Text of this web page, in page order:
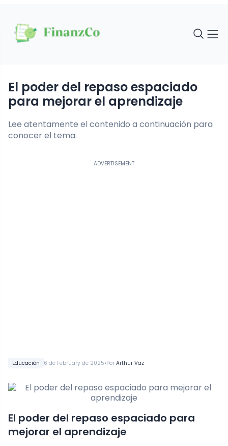
Educación 6 de February de 2025•Por Arthur Vaz
El poder del repaso espaciado
para mejorar el aprendizaje
Lee atentamente el contenido a continuación para
conocer el tema.
ADVERTISEMENT
El poder del repaso espaciado para
mejorar el aprendizaje